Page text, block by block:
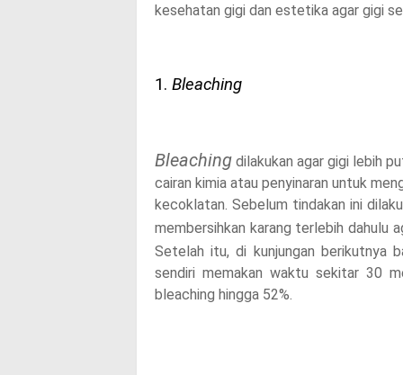
kesehatan gigi dan estetika agar gigi
1. Bleaching
Bleaching dilakukan agar gigi lebih
cairan kimia atau penyinaran untuk
kecoklatan. Sebelum tindakan ini
membersihkan karang terlebih dahulu
Setelah itu, di kunjungan berikutnya
sendiri memakan waktu sekitar 30
bleaching hingga 52%.